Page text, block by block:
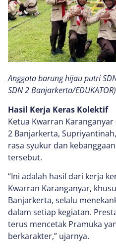
Anggota barung hijau putri
SDN 2 Banjarkerta/EDUKATOR)
Hasil Kerja Keras Kolektif
Ketua Kwarran
2 Banjarkerta,
rasa syukur dan
tersebut.
“Ini adalah hasil dari kerja
Kwarran Karanganyar,
Banjarkerta, selalu
dalam setiap kegiatan.
terus mencetak Pramuka
berkarakter,” ujarnya.